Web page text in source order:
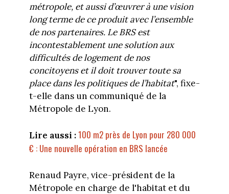
métropole, et aussi d’œuvrer à une vision
long terme de ce produit avec l’ensemble
de nos partenaires. Le BRS est
incontestablement une solution aux
difficultés de logement de nos
concitoyens et il doit trouver toute sa
place dans les politiques de l’habitat", fixe-
t-elle dans un communiqué de la
Métropole de Lyon.
Lire aussi : 100 m2 près de Lyon pour 280 000
€ : Une nouvelle opération en BRS lancée
Renaud Payre, vice-président de la
Métropole en charge de l'habitat et du